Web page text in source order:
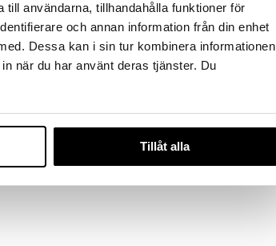
användarna, tillhandahålla funktioner för
och annan information från din enhet
Dessa kan i sin tur kombinera informationen
när du har använt deras tjänster. Du
Tillåt alla
Lord Nelson Salt In The
13,89
Tyynyliina Raita
18,99